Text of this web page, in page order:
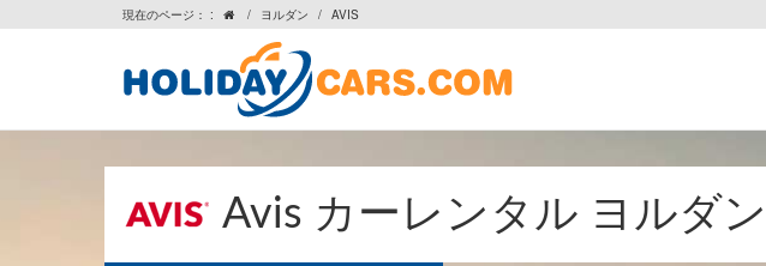
現在のページ： :  / ヨルダン / AVIS
Avis カーレンタル ヨルダン